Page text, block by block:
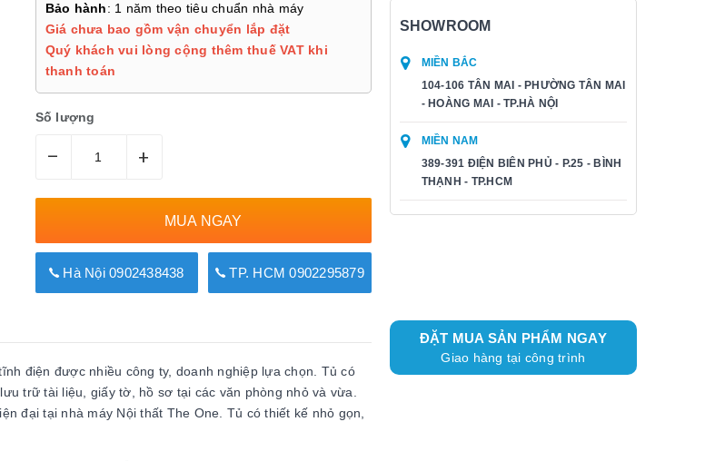
Bảo hành: 1 năm theo tiêu chuẩn nhà máy
Giá chưa bao gồm vận chuyển lắp đặt
Quý khách vui lòng cộng thêm thuế VAT khi
thanh toán
Số lượng
– +
MUA NGAY
Hà Nội 0902438438 TP. HCM 0902295879
SHOWROOM
MIỀN BẮC
104-106 TÂN MAI - PHƯỜNG TÂN MAI
- HOÀNG MAI - TP.HÀ NỘI
MIỀN NAM
389-391 ĐIỆN BIÊN PHỦ - P.25 - BÌNH
THẠNH - TP.HCM
điện được nhiều công ty, doanh nghiệp lựa chọn. Tủ có
trữ tài liệu, giấy tờ, hồ sơ tại các văn phòng nhỏ và vừa.
đại tại nhà máy Nội thất The One. Tủ có thiết kế nhỏ gọn,
ĐẶT MUA SẢN PHẨM NGAY
Giao hàng tại công trình